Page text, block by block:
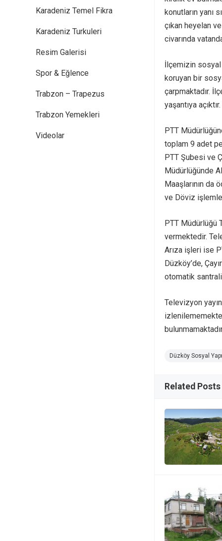
Karadeniz Temel Fikra
Karadeniz Turkuleri
Resim Galerisi
Spor & Eğlence
Trabzon – Trapezus
Trabzon Yemekleri
Videolar
konutların yanı
çıkan heyelan
civarında
İlçemizin sosyal
koruyan bir
çarpmaktadır.
yaşantıya açıktır.
PTT
toplam 9 adet
PTT Şubesi ve
Müdürlüğünde
Maaşlarının da
ve Döviz
PTT Müdürlüğü
vermektedir.
Arıza işleri ise
Düzköy’de,
otomatik santrali
Televizyon
Düzköy Sosyal
Related Posts